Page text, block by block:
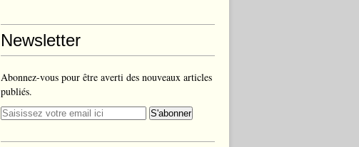
Newsletter
Abonnez-vous pour être averti des nouveaux articles
publiés.